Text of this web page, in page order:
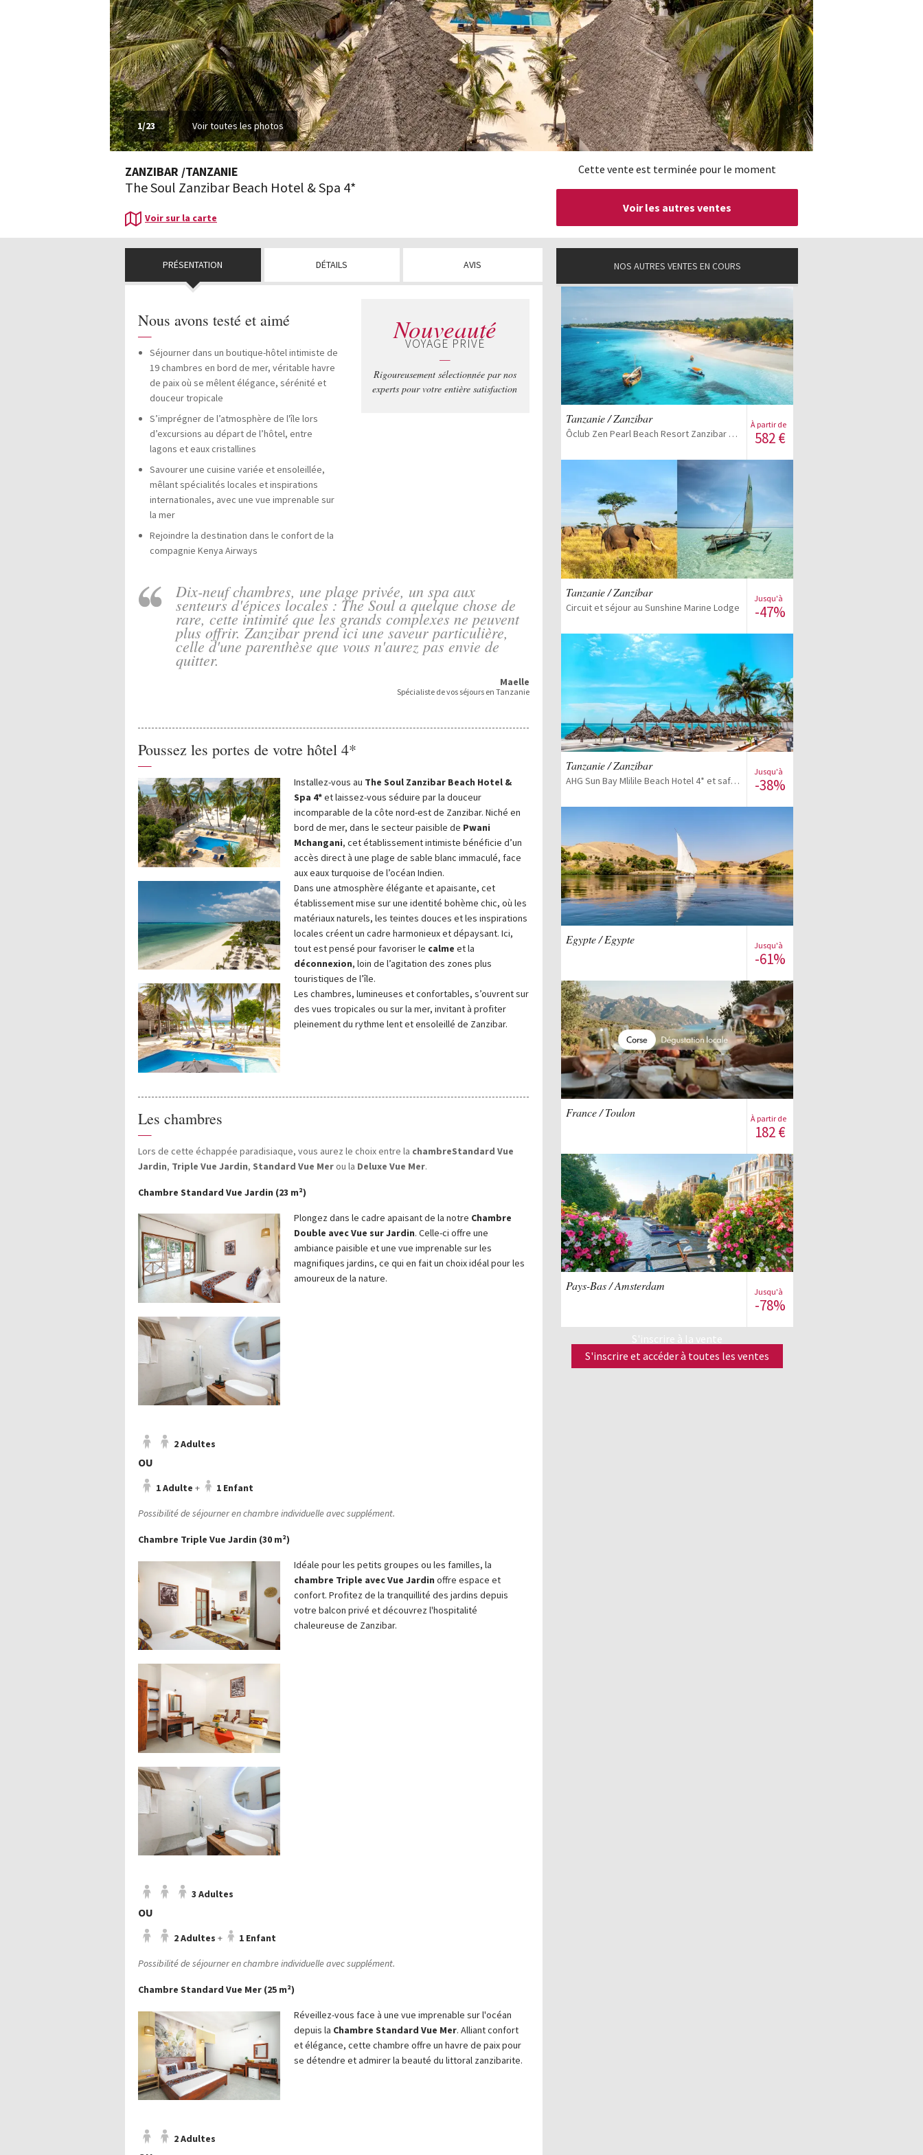
1/23 Voir toutes les photos
Cette vente est terminée pour le moment
Voir les autres ventes
ZANZIBAR /TANZANIE
The Soul Zanzibar Beach Hotel & Spa 4*
Voir sur la carte
PRÉSENTATION DÉTAILS AVIS
Nous avons testé et aimé
—
Séjourner dans un boutique-hôtel intimiste de
19 chambres en bord de mer, véritable havre
de paix où se mêlent élégance, sérénité et
douceur tropicale
S’imprégner de l’atmosphère de l'île lors
d’excursions au départ de l’hôtel, entre
lagons et eaux cristallines
Savourer une cuisine variée et ensoleillée,
mêlant spécialités locales et inspirations
internationales, avec une vue imprenable sur
la mer
Rejoindre la destination dans le confort de la
compagnie Kenya Airways
Nouveauté
VOYAGE PRIVÉ
—
Rigoureusement sélectionnée par nos
experts pour votre entière satisfaction
Dix-neuf chambres, une plage privée, un spa aux
senteurs d'épices locales : The Soul a quelque chose de
rare, cette intimité que les grands complexes ne peuvent
plus offrir. Zanzibar prend ici une saveur particulière,
celle d'une parenthèse que vous n'aurez pas envie de
quitter.
Maelle
Spécialiste de vos séjours en Tanzanie
Poussez les portes de votre hôtel 4*
—
Installez-vous au The Soul Zanzibar Beach Hotel &
Spa 4*et laissez-vous séduire par la douceur
incomparable de la côte nord-est de Zanzibar. Niché en
bord de mer, dans le secteur paisible de Pwani
Mchangani, cet établissement intimiste bénéficie d’un
accès direct à une plage de sable blanc immaculé, face
aux eaux turquoise de l’océan Indien.
Dans une atmosphère élégante et apaisante, cet
établissement mise sur une identité bohème chic, où les
matériaux naturels, les teintes douces et les inspirations
locales créent un cadre harmonieux et dépaysant. Ici,
tout est pensé pour favoriser le calme et la
déconnexion, loin de l’agitation des zones plus
touristiques de l’île.
Les chambres, lumineuses et confortables, s’ouvrent sur
des vues tropicales ou sur la mer, invitant à profiter
pleinement du rythme lent et ensoleillé de Zanzibar.
Les chambres
—
Lors de cette échappée paradisiaque, vous aurez le choix entre la chambreStandard Vue
Jardin, Triple Vue Jardin, Standard Vue Merou la Deluxe Vue Mer.
Chambre Standard Vue Jardin (23 m²)
Plongez dans le cadre apaisant de la notre Chambre
Double avec Vue sur Jardin. Celle-ci offre une
ambiance paisible et une vue imprenable sur les
magnifiques jardins, ce qui en fait un choix idéal pour les
amoureux de la nature.
2 Adultes
OU
1 Adulte + 1 Enfant
Possibilité de séjourner en chambre individuelle avec supplément.
Chambre Triple Vue Jardin (30 m²)
Idéale pour les petits groupes ou les familles, la
chambre Triple avec Vue Jardin offre espace et
confort. Profitez de la tranquillité des jardins depuis
votre balcon privé et découvrez l'hospitalité
chaleureuse de Zanzibar.
3 Adultes
OU
2 Adultes + 1 Enfant
Possibilité de séjourner en chambre individuelle avec supplément.
Chambre Standard Vue Mer (25 m²)
Réveillez-vous face à une vue imprenable sur l'océan
depuis la Chambre Standard Vue Mer. Alliant confort
et élégance, cette chambre offre un havre de paix pour
se détendre et admirer la beauté du littoral zanzibarite.
2 Adultes
NOS AUTRES VENTES EN COURS
Voir la vente
Tanzanie / Zanzibar
Ôclub Zen Pearl Beach Resort Zanzibar 4* et Ôclub Zen Sansi Kendwa Beach Resort 4*
À partir de
582€
Voir la vente
Tanzanie / Zanzibar
Circuit et séjour au Sunshine Marine Lodge
Jusqu'à
-47%
Voir la vente
Tanzanie / Zanzibar
AHG Sun Bay Mlilile Beach Hotel 4* et safari possible
Jusqu'à
-38%
Voir la vente
Egypte / Egypte Jusqu'à
-61%
S'inscrire à la vente
Voir la vente
France / Toulon À partir de
182€
Voir la vente
Pays-Bas / Amsterdam Jusqu'à
-78%
S'inscrire à la vente
S'inscrire et accéder à toutes les ventes